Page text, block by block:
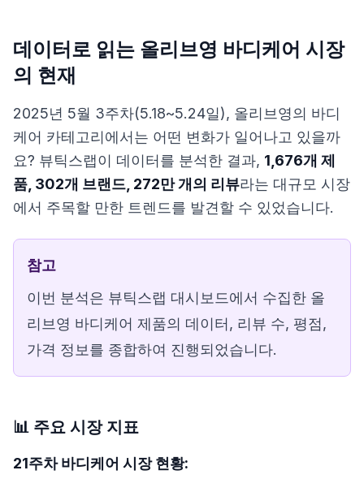
데이터로 읽는 올리브영 바디케어 시장
의 현재
2025년 5월 3주차(5.18~5.24일), 올리브영의 바디
케어 카테고리에서는 어떤 변화가 일어나고 있을까
요? 뷰틱스랩이 데이터를 분석한 결과, 1,676개 제
품, 302개 브랜드, 272만 개의 리뷰라는 대규모 시장
에서 주목할 만한 트렌드를 발견할 수 있었습니다.
참고
이번 분석은 뷰틱스랩 대시보드에서 수집한 올
리브영 바디케어 제품의 데이터, 리뷰 수, 평점,
가격 정보를 종합하여 진행되었습니다.
📊 주요 시장 지표
21주차 바디케어 시장 현황: